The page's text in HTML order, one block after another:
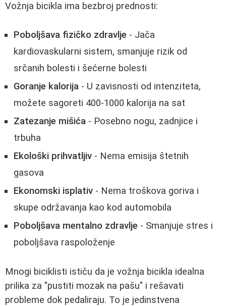
Vožnja bicikla ima bezbroj prednosti:
Poboljšava fizičko zdravlje - Jača
kardiovaskularni sistem, smanjuje rizik od
srčanih bolesti i šećerne bolesti
Goranje kalorija - U zavisnosti od intenziteta,
možete sagoreti 400-1000 kalorija na sat
Zatezanje mišića - Posebno nogu, zadnjice i
trbuha
Ekološki prihvatljiv - Nema emisija štetnih
gasova
Ekonomski isplativ - Nema troškova goriva i
skupe održavanja kao kod automobila
Poboljšava mentalno zdravlje - Smanjuje stres i
poboljšava raspoloženje
Mnogi biciklisti ističu da je vožnja bicikla idealna
prilika za "pustiti mozak na pašu" i rešavati
probleme dok pedaliraju. To je jedinstvena